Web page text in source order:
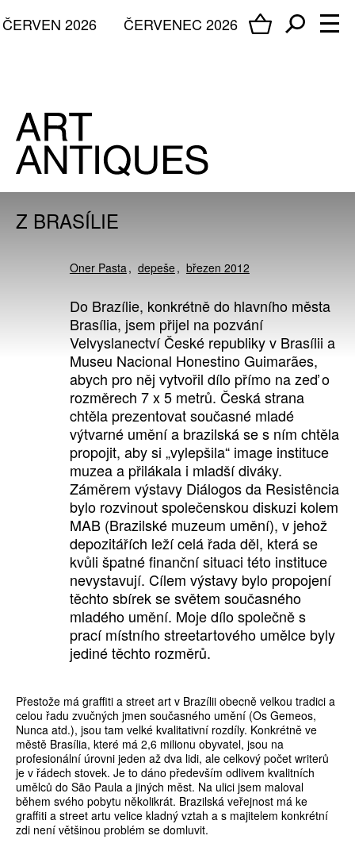
ČERVENEC 2026
ČERVEN 2026
Z BRASÍLIE
Oner Pasta depeše březen 2012
Do Brazílie, konkrétně do hlavního města
Brasília, jsem přijel na pozvání
Velvyslanectví České republiky v Brasílii a
Museu Nacional Honestino Guimarães,
abych pro něj vytvořil dílo přímo na zeď o
rozměrech 7 x 5 metrů. Česká strana
chtěla prezentovat současné mladé
výtvarné umění a brazilská se s ním chtěla
propojit, aby si „vylepšila“ image instituce
muzea a přilákala i mladší diváky.
Záměrem výstavy Diálogos da Resistência
bylo rozvinout společenskou diskuzi kolem
MAB (Brazilské muzeum umění), v jehož
depozitářích leží celá řada děl, která se
kvůli špatné finanční situaci této instituce
nevystavují. Cílem výstavy bylo propojení
těchto sbírek se světem současného
mladého umění. Moje dílo společně s
prací místního streetartového umělce byly
jediné těchto rozměrů.
Přestože má graffiti a street art v Brazílii obecně velkou tradici a
celou řadu zvučných jmen současného umění (Os Gemeos,
Nunca atd.), jsou tam velké kvalitativní rozdíly. Konkrétně ve
městě Brasília, které má 2,6 milionu obyvatel, jsou na
profesionální úrovni jeden až dva lidi, ale celkový počet writerů
je v řádech stovek. Je to dáno především odlivem kvalitních
umělců do São Paula a jiných měst. Na ulici jsem maloval
během svého pobytu několikrát. Brazilská veřejnost má ke
graffiti a street artu velice kladný vztah a s majitelem konkrétní
zdi není většinou problém se domluvit.